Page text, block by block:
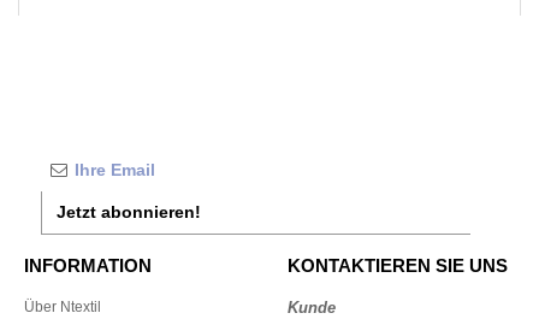
Jetzt abonnieren!
INFORMATION
Über Ntextil
KONTAKTIEREN SIE UNS
Kunde